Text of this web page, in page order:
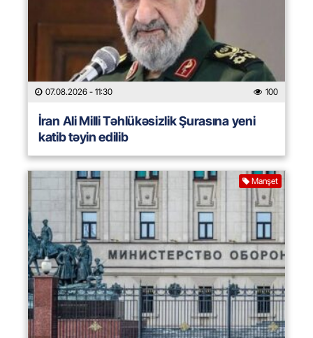
07.08.2026 - 11:30 100
İran Ali Milli Təhlükəsizlik Şurasına yeni
katib təyin edilib
Manşet